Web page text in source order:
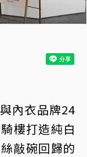
內衣品牌24
樓打造純白
敲碗回歸的